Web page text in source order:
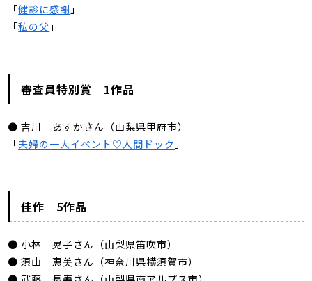
「健診に感謝 」
「私の父 」
審査員特別賞 1作品
● 吉川 あすかさん（山梨県甲府市）
「夫婦の一大イベント♡人間ドック 」
佳作 5作品
● 小林 晃子さん（山梨県笛吹市）
● 須山 恵美さん（神奈川県横須賀市）